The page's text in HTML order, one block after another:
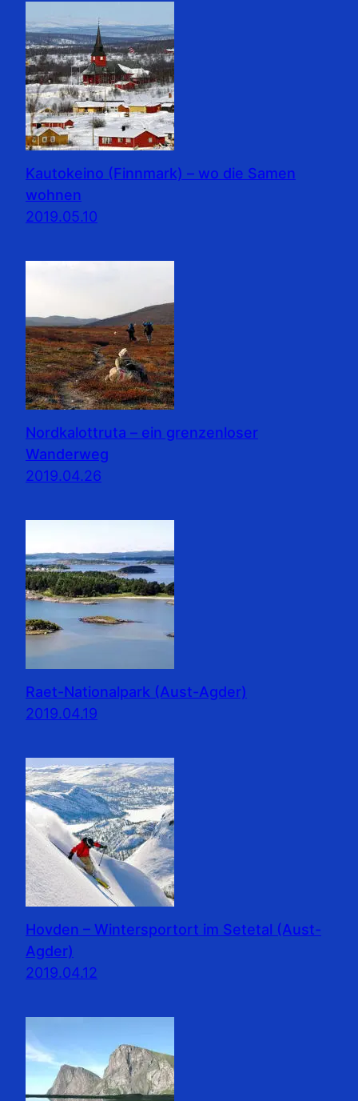
Kautokeino (Finnmark) – wo die Samen
wohnen
2019.05.10
Nordkalottruta – ein grenzenloser
Wanderweg
2019.04.26
Raet-Nationalpark (Aust-Agder)
2019.04.19
Hovden – Wintersportort im Setetal (Aust-
Agder)
2019.04.12